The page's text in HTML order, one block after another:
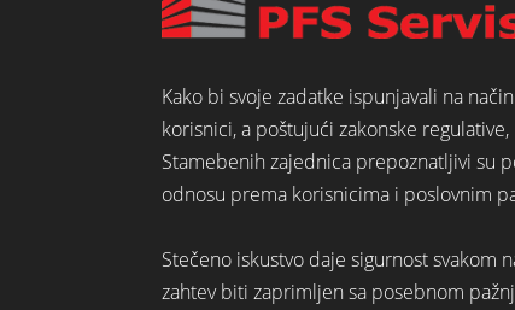
Kako bi svoje zadatke ispunjavali na
korisnici, a poštujući zakonske
Stamebenih zajednica prepoznatljivi su
odnosu prema korisnicima i poslovnim
Stečeno iskustvo daje sigurnost svakom
zahtev biti zaprimljen sa posebnom